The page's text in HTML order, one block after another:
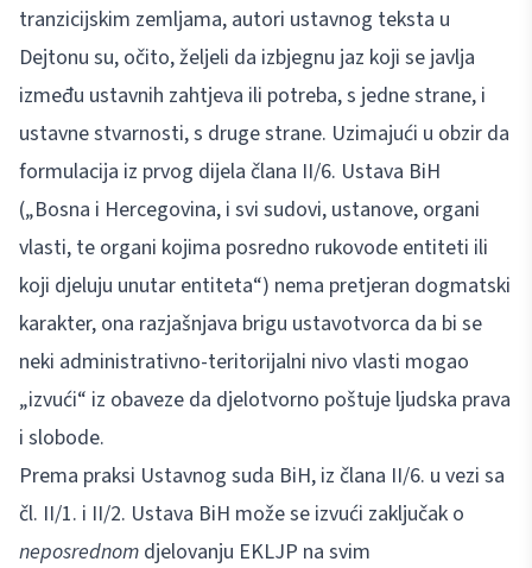
tranzicijskim zemljama, autori ustavnog teksta u
Dejtonu su, očito, željeli da izbjegnu jaz koji se javlja
između ustavnih zahtjeva ili potreba, s jedne strane, i
ustavne stvarnosti, s druge strane. Uzimajući u obzir da
formulacija iz prvog dijela člana II/6. Ustava BiH
(„Bosna i Hercegovina, i svi sudovi, ustanove, organi
vlasti, te organi kojima posredno rukovode entiteti ili
koji djeluju unutar entiteta“) nema pretjeran dogmatski
karakter, ona razjašnjava brigu ustavotvorca da bi se
neki administrativno-teritorijalni nivo vlasti mogao
„izvući“ iz obaveze da djelotvorno poštuje ljudska prava
i slobode.
Prema praksi Ustavnog suda BiH, iz člana II/6. u vezi sa
čl. II/1. i II/2. Ustava BiH može se izvući zaključak o
neposrednom djelovanju EKLJP na svim